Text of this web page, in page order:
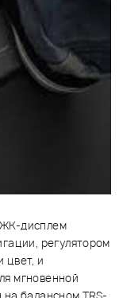
дисплем
регулятором
цвет, и
мгновенной